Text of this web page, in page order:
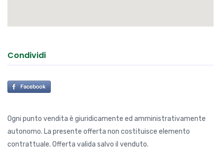
Condividi
Ogni punto vendita è giuridicamente ed amministrativamente
autonomo. La presente offerta non costituisce elemento
contrattuale. Offerta valida salvo il venduto.